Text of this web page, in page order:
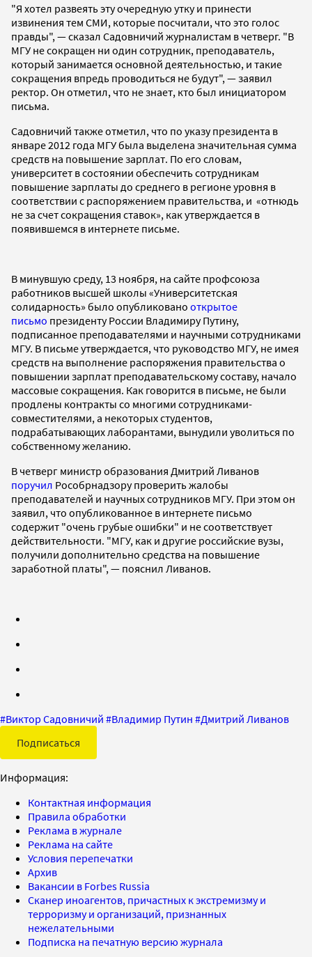
"Я хотел развеять эту очередную утку и принести
извинения тем СМИ, которые посчитали, что это голос
правды", — сказал Садовничий журналистам в четверг. "В
МГУ не сокращен ни один сотрудник, преподаватель,
который занимается основной деятельностью, и такие
сокращения впредь проводиться не будут", — заявил
ректор. Он отметил, что не знает, кто был инициатором
письма.
Садовничий также отметил, что по указу президента в
январе 2012 года МГУ была выделена значительная сумма
средств на повышение зарплат. По его словам,
университет в состоянии обеспечить сотрудникам
повышение зарплаты до среднего в регионе уровня в
соответствии с распоряжением правительства, и «отнюдь
не за счет сокращения ставок», как утверждается в
появившемся в интернете письме.
В минувшую среду, 13 ноября, на сайте профсоюза
работников высшей школы «Университетская
солидарность» было опубликовано открытое
письмо президенту России Владимиру Путину,
подписанное преподавателями и научными сотрудниками
МГУ. В письме утверждается, что руководство МГУ, не имея
средств на выполнение распоряжения правительства о
повышении зарплат преподавательскому составу, начало
массовые сокращения. Как говорится в письме, не были
продлены контракты со многими сотрудниками-
совместителями, а некоторых студентов,
подрабатывающих лаборантами, вынудили уволиться по
собственному желанию.
В четверг министр образования Дмитрий Ливанов
поручил Рособрнадзору проверить жалобы
преподавателей и научных сотрудников МГУ. При этом он
заявил, что опубликованное в интернете письмо
содержит "очень грубые ошибки" и не соответствует
действительности. "МГУ, как и другие российские вузы,
получили дополнительно средства на повышение
заработной платы", — пояснил Ливанов.
#Виктор Садовничий #Владимир Путин #Дмитрий Ливанов
Подписаться
Информация:
Контактная информация
Правила обработки
Реклама в журнале
Реклама на сайте
Условия перепечатки
Архив
Вакансии в Forbes Russia
Сканер иноагентов, причастных к экстремизму и
терроризму и организаций, признанных
нежелательными
Подписка на печатную версию журнала